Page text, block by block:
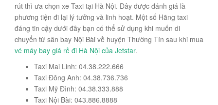
rút thì ưa chọn xe Taxi tại Hà Nội. Đây được đánh giá là
phương tiện đi lại lý tưởng và linh hoạt. Một số Hãng taxi
đáng tin cậy dưới đây bạn có thể sử dụng khi muốn di
chuyển từ sân bay Nội Bài về huyện Thường Tín sau khi mua
vé máy bay giá rẻ đi Hà Nội của Jetstar.
Taxi Mai Linh: 04.38.222.666
Taxi Đông Anh: 04.38.736.736
Taxi Mỹ Đình: 04.38.333.888
Taxi Nội Bài: 043.886.8888